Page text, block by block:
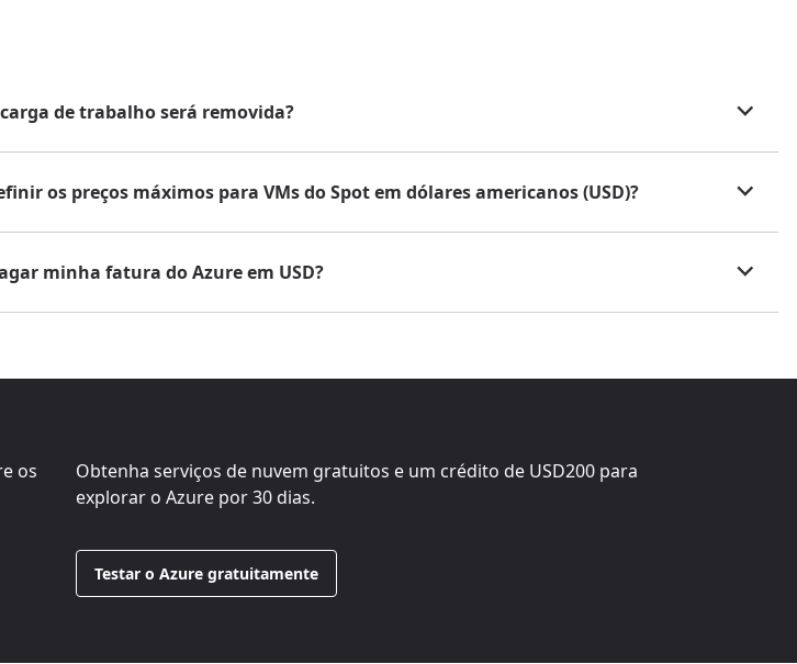
de trabalho será removida?
os preços máximos para VMs do Spot em dólares americanos (USD)?
minha fatura do Azure em USD?
os
Obtenha serviços de nuvem gratuitos e um crédito de USD200 para
explorar o Azure por 30 dias.
Testar o Azure gratuitamente